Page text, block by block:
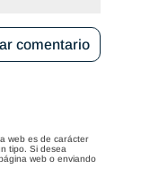
comentario
web es de carácter
tipo. Si desea
web o enviando